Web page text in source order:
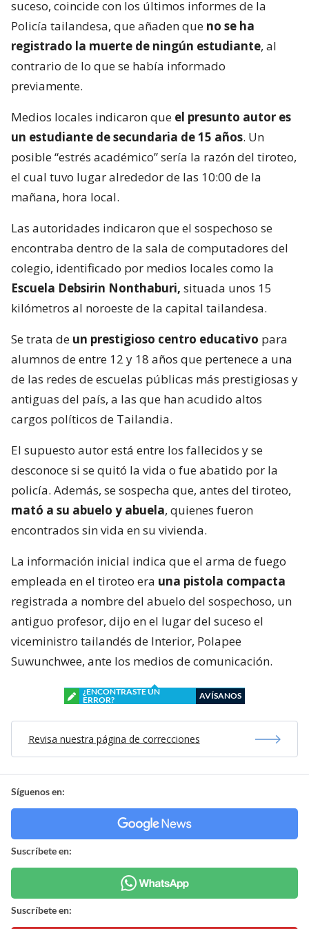
suceso, coincide con los últimos informes de la
Policía tailandesa, que añaden que no se ha
registrado la muerte de ningún estudiante, al
contrario de lo que se había informado
previamente.
Medios locales indicaron que el presunto autor es
un estudiante de secundaria de 15 años. Un
posible “estrés académico” sería la razón del tiroteo,
el cual tuvo lugar alrededor de las 10:00 de la
mañana, hora local.
Las autoridades indicaron que el sospechoso se
encontraba dentro de la sala de computadores del
colegio, identificado por medios locales como la
Escuela Debsirin Nonthaburi, situada unos 15
kilómetros al noroeste de la capital tailandesa.
Se trata de un prestigioso centro educativo para
alumnos de entre 12 y 18 años que pertenece a una
de las redes de escuelas públicas más prestigiosas y
antiguas del país, a las que han acudido altos
cargos políticos de Tailandia.
El supuesto autor está entre los fallecidos y se
desconoce si se quitó la vida o fue abatido por la
policía. Además, se sospecha que, antes del tiroteo,
mató a su abuelo y abuela, quienes fueron
encontrados sin vida en su vivienda.
La información inicial indica que el arma de fuego
empleada en el tiroteo era una pistola compacta
registrada a nombre del abuelo del sospechoso, un
antiguo profesor, dijo en el lugar del suceso el
viceministro tailandés de Interior, Polapee
Suwunchwee, ante los medios de comunicación.
¿ENCONTRASTE UN
ERROR?
AVÍSANOS
Revisa nuestra página de correcciones
Síguenos en:
Suscríbete en:
Suscríbete en: